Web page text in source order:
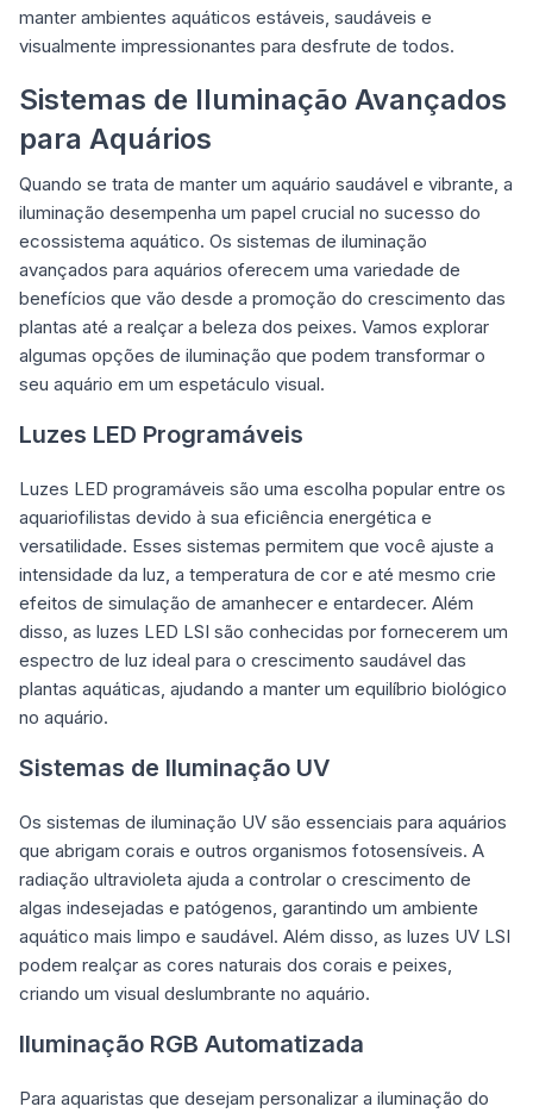
manter ambientes aquáticos estáveis, saudáveis e
visualmente impressionantes para desfrute de todos.
Sistemas de Iluminação Avançados
para Aquários
Quando se trata de manter um aquário saudável e vibrante, a
iluminação desempenha um papel crucial no sucesso do
ecossistema aquático. Os sistemas de iluminação
avançados para aquários oferecem uma variedade de
benefícios que vão desde a promoção do crescimento das
plantas até a realçar a beleza dos peixes. Vamos explorar
algumas opções de iluminação que podem transformar o
seu aquário em um espetáculo visual.
Luzes LED Programáveis
Luzes LED programáveis são uma escolha popular entre os
aquariofilistas devido à sua eficiência energética e
versatilidade. Esses sistemas permitem que você ajuste a
intensidade da luz, a temperatura de cor e até mesmo crie
efeitos de simulação de amanhecer e entardecer. Além
disso, as luzes LED LSI são conhecidas por fornecerem um
espectro de luz ideal para o crescimento saudável das
plantas aquáticas, ajudando a manter um equilíbrio biológico
no aquário.
Sistemas de Iluminação UV
Os sistemas de iluminação UV são essenciais para aquários
que abrigam corais e outros organismos fotosensíveis. A
radiação ultravioleta ajuda a controlar o crescimento de
algas indesejadas e patógenos, garantindo um ambiente
aquático mais limpo e saudável. Além disso, as luzes UV LSI
podem realçar as cores naturais dos corais e peixes,
criando um visual deslumbrante no aquário.
Iluminação RGB Automatizada
Para aquaristas que desejam personalizar a iluminação do